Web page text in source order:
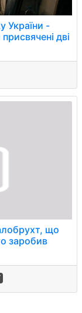
України -
дві
що
заробив